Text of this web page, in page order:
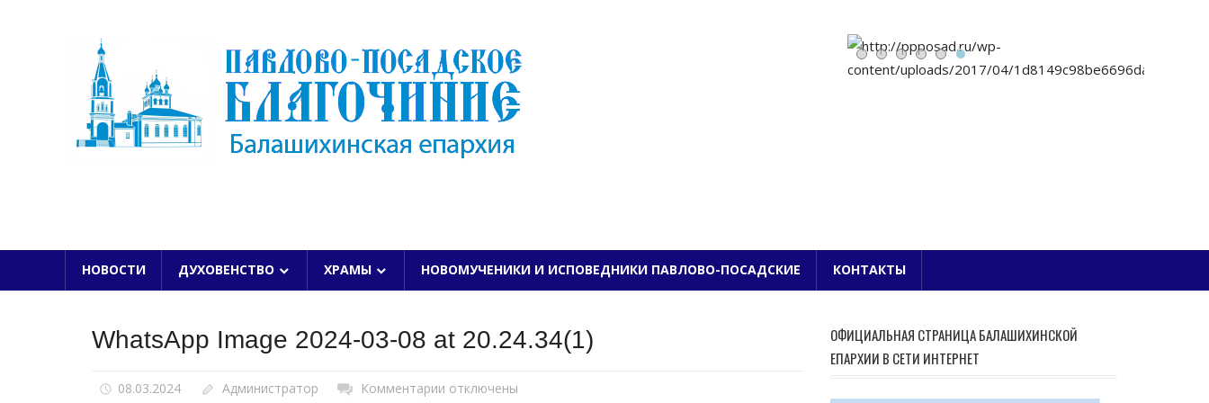
ПАВЛОВО-ПОСАДСКОЕ БЛАГОЧИНИЕ
НОВОСТИ ДУХОВЕНСТВО ХРАМЫ НОВОМУЧЕНИКИ И ИСПОВЕДНИКИ ПАВЛОВО-ПОСАДСКИЕ КОНТАКТЫ
WhatsApp Image 2024-03-08 at 20.24.34(1)
08.03.2024 Администратор Комментарии котключены
ОФИЦИАЛЬНАЯ СТРАНИЦА БАЛАШИХИНСКОЙ
ЕПАРХИИ В СЕТИ ИНТЕРНЕТ